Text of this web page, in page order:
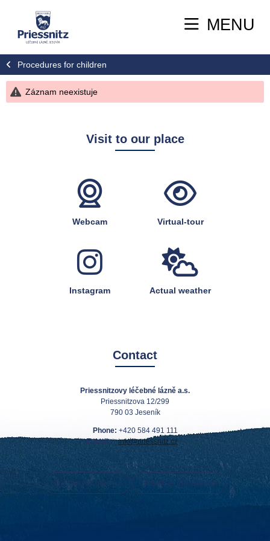
MENU
Procedures for children
Záznam neexistuje
Visit to our place
Webcam Virtual-tour
Instagram Actual weather
Contact
Priessnitzovy léčebné lázně a.s.
Priessnitzova 12/299
790 03 Jeseník
Phone: +420 584 491 111
E-mail:
info@priessnitz.cz
How can you reach us Contacts at the reception